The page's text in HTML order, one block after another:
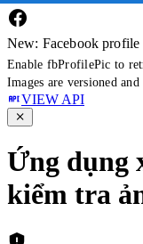
New: Facebook profile
Enable fbProfilePic to
Images are versioned
VIEW API
Ứng dụng
kiểm tra